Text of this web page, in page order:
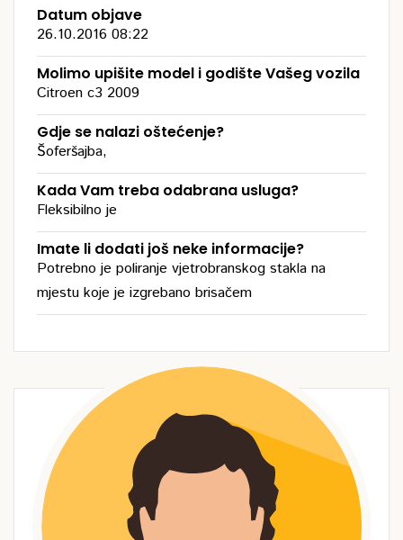
Datum objave
26.10.2016 08:22
Molimo upišite model i godište Vašeg vozila
Citroen c3 2009
Gdje se nalazi oštećenje?
Šoferšajba,
Kada Vam treba odabrana usluga?
Fleksibilno je
Imate li dodati još neke informacije?
Potrebno je poliranje vjetrobranskog stakla na
mjestu koje je izgrebano brisačem